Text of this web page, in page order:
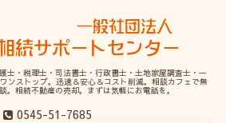
士・税理士・司法書士・行政書士・土地家屋調査士・一
ンストップ。迅速＆安心＆コスト削減。相談カフェで無
。相続不動産の売却。まずは気軽にお電話を。
0545-51-7685